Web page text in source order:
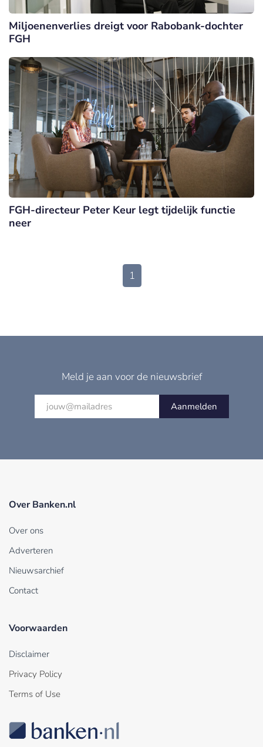
Miljoenenverlies dreigt voor Rabobank-dochter
FGH
FGH-directeur Peter Keur legt tijdelijk functie
neer
1
Meld je aan voor de nieuwsbrief
Aanmelden
Over Banken.nl
Over ons
Adverteren
Nieuwsarchief
Contact
Voorwaarden
Disclaimer
Privacy Policy
Terms of Use